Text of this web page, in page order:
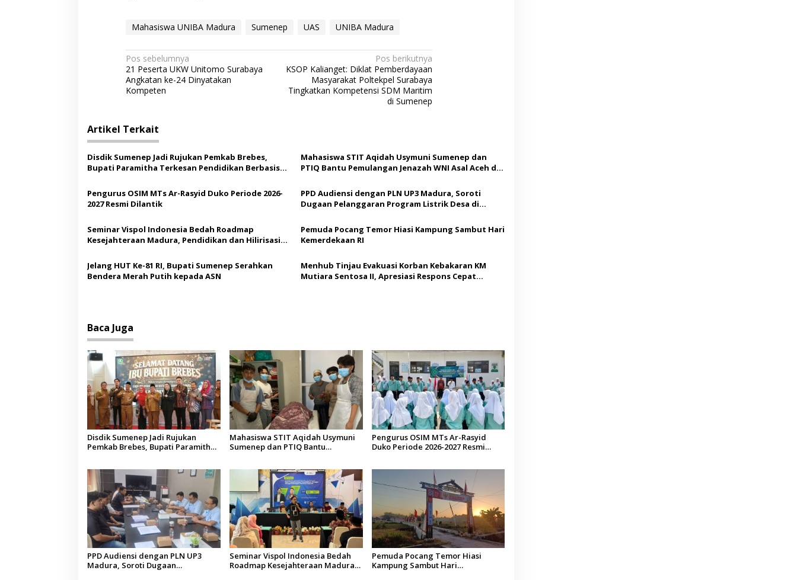
Mahasiswa UNIBA Madura Sumenep UAS UNIBA Madura
N
a
v
g
a
s
i
p
o
s
Pos sebelumnya
21 Peserta UKW Unitomo Surabaya
Angkatan ke-24 Dinyatakan
Kompeten
Pos berikutnya
KSOP Kalianget: Diklat Pemberdayaan
Masyarakat Poltekpel Surabaya
Tingkatkan Kompetensi SDM Maritim
di Sumenep
Artikel Terkait
Disdik Sumenep Jadi Rujukan Pemkab Brebes,
Bupati Paramitha Terkesan Pendidikan Berbasis
Mahasiswa STIT Aqidah Usymuni Sumenep dan
PTIQ Bantu Pemulangan Jenazah WNI Asal Aceh di
Pengurus OSIM MTs Ar-Rasyid Duko Periode 2026-
2027 Resmi Dilantik
PPD Audiensi dengan PLN UP3 Madura, Soroti
Dugaan Pelanggaran Program Listrik Desa di
Seminar Vispol Indonesia Bedah Roadmap
Kesejahteraan Madura, Pendidikan dan Hilirisasi
Pemuda Pocang Temor Hiasi Kampung Sambut Hari
Kemerdekaan RI
Jelang HUT Ke-81 RI, Bupati Sumenep Serahkan
Bendera Merah Putih kepada ASN
Menhub Tinjau Evakuasi Korban Kebakaran KM
Mutiara Sentosa II, Apresiasi Respons Cepat
Baca Juga
Disdik Sumenep Jadi Rujukan
Pemkab Brebes, Bupati Paramitha
Mahasiswa STIT Aqidah Usymuni
Sumenep dan PTIQ Bantu
Pengurus OSIM MTs Ar-Rasyid
Duko Periode 2026-2027 Resmi
PPD Audiensi dengan PLN UP3
Madura, Soroti Dugaan
Seminar Vispol Indonesia Bedah
Roadmap Kesejahteraan Madura,
Pemuda Pocang Temor Hiasi
Kampung Sambut Hari